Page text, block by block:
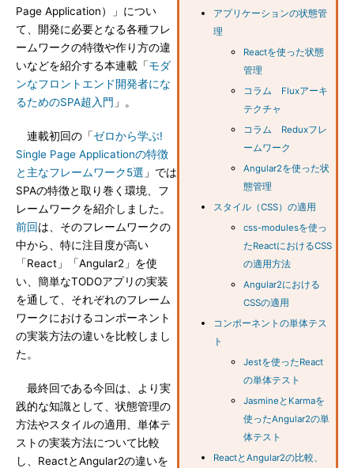
アプリケーションの状態管
理
Reactを使った状態
管理
コラム Fluxアーキ
テクチャ
コラム Reduxフレ
ームワーク
Angular2を使った状
態管理
スタイル（CSS）の適用
css-modulesを使っ
たReactにおけるCSS
の適用方法
Angular2における
CSSの適用
コンポーネントの単体テス
ト
Jestを使ったReact
の単体テスト
JasmineとKarmaを
使ったAngular2の単
体テスト
ReactとAngular2の比較、
Page Application）」につい
て、開発に必要となる各種フレ
ームワークの特徴や作り方の違
いなどを紹介する本連載「モダ
ンなフロントエンド開発者にな
るためのSPA超入門 」。
連載初回の「ゼロから学ぶ!
Single Page Applicationの特徴
と主なフレームワーク5選 」では
SPAの特徴と取り巻く環境、フ
レームワークを紹介しました。
前回は、そのフレームワークの
中から、特に注目度が高い
「React」「Angular2」を使
い、簡単なTODOアプリの実装
を通して、それぞれのフレーム
ワークにおけるコンポーネント
の実装方法の違いを比較しまし
た。
最終回である今回は、より実
践的な知識として、状態管理の
方法やスタイルの適用、単体テ
ストの実装方法について比較
し、ReactとAngular2の違いを